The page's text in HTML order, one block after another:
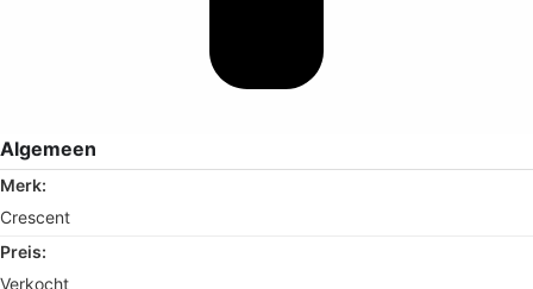
Algemeen
Merk:
Crescent
Preis:
Verkocht